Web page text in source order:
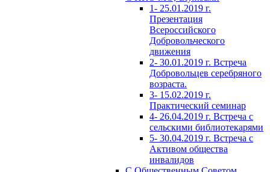
1- 25.01.2019 г.
Презентация
Всероссийского
Добровольческого
движения
2- 30.01.2019 г. Встреча
Добровольцев серебряного
возраста.
3- 15.02.2019 г.
Практический семинар
4- 26.04.2019 г. Встреча с
сельскими библиотекарями
5- 30.04.2019 г. Встреча с
Активом общества
инвалидов